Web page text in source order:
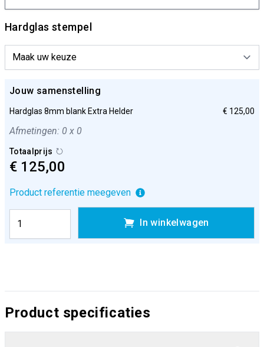
Hardglas stempel
Jouw samenstelling
Hardglas 8mm blank Extra Helder € 125,00
Afmetingen: 0 x 0
Totaalprijs
€ 125,00
Product referentie meegeven
In winkelwagen
Product specificaties